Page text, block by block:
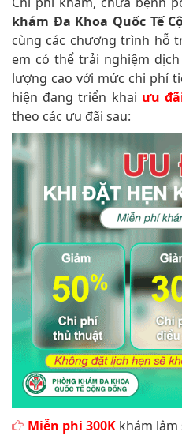
khám Đa Khoa Quốc Tế
cùng các chương trình hỗ
em có thể trải nghiệm
lượng cao với mức chi phí
hiện đang triển khai ưu
theo các ưu đãi sau:
Miễn phi 300K khám lâm